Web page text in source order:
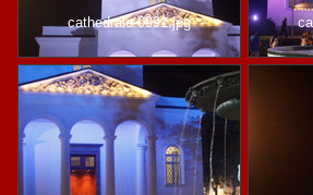
cathedrale-0991.jpg